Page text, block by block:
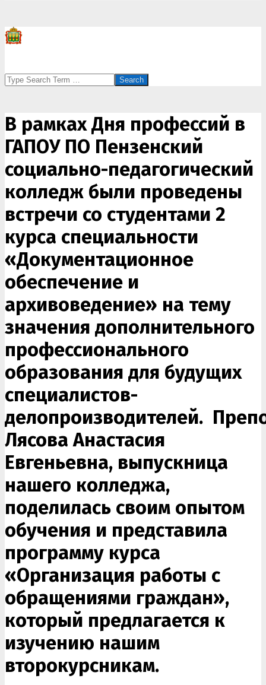
Search
В рамках Дня профессий в
ГАПОУ ПО Пензенский
социально-педагогический
колледж были проведены
встречи со студентами 2
курса специальности
«Документационное
обеспечение и
архивоведение» на тему
значения дополнительного
профессионального
образования для будущих
специалистов-
делопроизводителей.
Лясова Анастасия
Евгеньевна, выпускница
нашего колледжа,
поделилась своим опытом
обучения и представила
программу курса
«Организация работы с
обращениями граждан»,
который предлагается к
изучению нашим
второкурсникам.